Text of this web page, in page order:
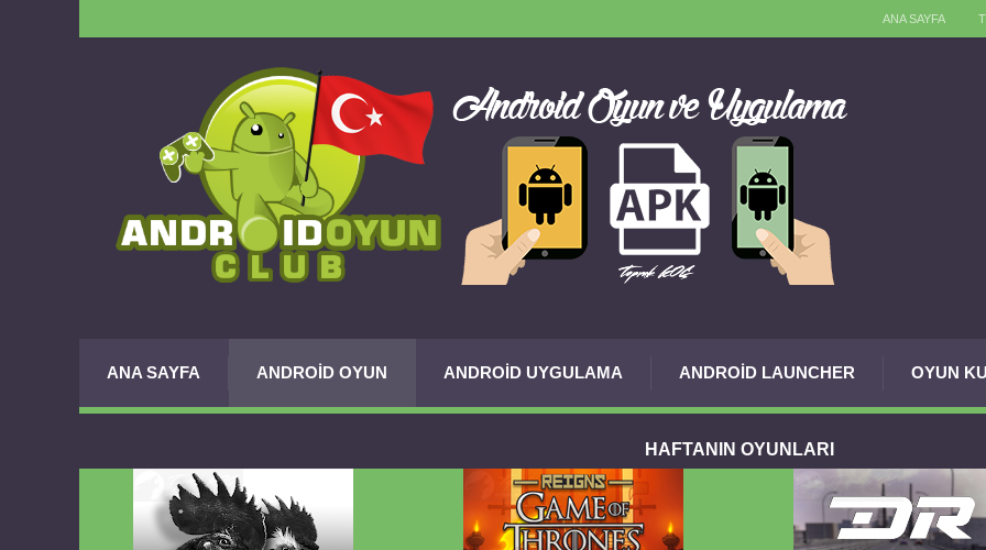
ANA SAYFA
ANA SAYFA ANDROID OYUN ANDROID UYGULAMA ANDROID LAUNCHER OYUN
HAFTANIN OYUNLARI